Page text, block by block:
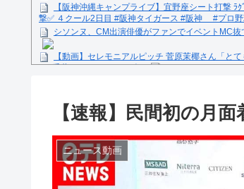
【阪神沖縄キャンプライブ】宜野座シート打撃
撃✅ ４クール2日目 #阪神タイガース #阪神 #プロ
シソンヌ、CM出演俳優がファンでイベントMC
【動画】セレモニアルピッチ 菅原茉椰さん「と
ス×千葉ロッテマリーンズ」
Powered by livedoor 相互RSS
【速報】民間初の月
ニュース動画